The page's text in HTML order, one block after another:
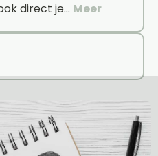
direct je… Meer